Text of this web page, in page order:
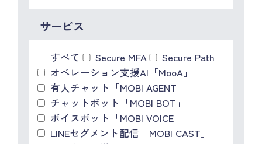
サービス
すべて Secure MFA
Secure Path
オペレーション支援AI「MooA」
有人チャット「MOBI AGENT」
チャットボット「MOBI BOT」
ボイスボット「MOBI VOICE」
LINEセグメント配信「MOBI CAST」